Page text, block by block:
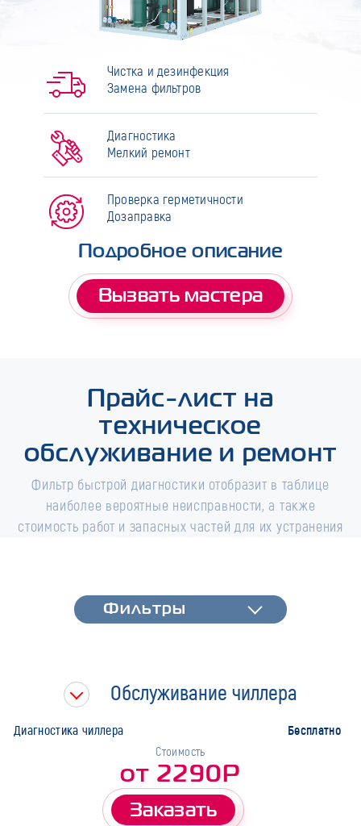
Чистка и дезинфекция
Замена фильтров
Диагностика
Мелкий ремонт
Проверка герметичности
Дозаправка
Подробное описание
Вызвать мастера
Прайс-лист на
техническое
обслуживание и ремонт
Фильтр быстрой диагностики отобразит в таблице
наиболее вероятные неисправности, а также
стоимость работ и запасных частей для их устранения
Фильтры
Марка
Фильтры
Обслуживание чиллера
Диагностика чиллера Бесплатно
Стоимость
от 2290Р
Заказать